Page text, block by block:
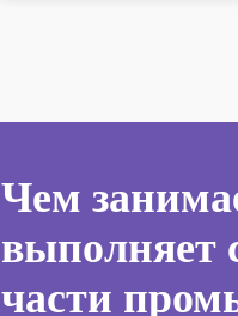
Чем
выполняет
части